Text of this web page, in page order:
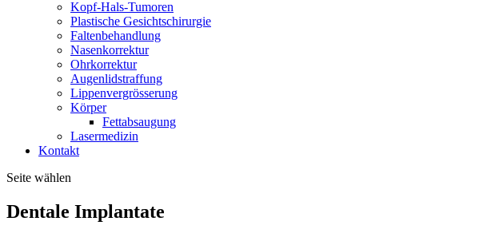
Kopf-Hals-Tumoren
Plastische Gesichtschirurgie
Faltenbehandlung
Nasenkorrektur
Ohrkorrektur
Augenlidstraffung
Lippenvergrösserung
Körper
Fettabsaugung
Lasermedizin
Kontakt
Seite wählen
Dentale Implantate